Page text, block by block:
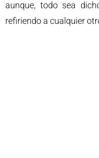
aunque, todo sea
refiriendo a cualquier